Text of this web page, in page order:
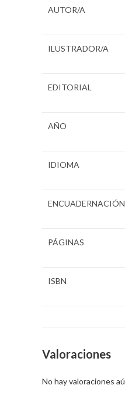
AUTOR/A
ILUSTRADOR/A
EDITORIAL
AÑO
IDIOMA
ENCUADERNACIÓN
PÁGINAS
ISBN
Valoraciones
No hay valoraciones